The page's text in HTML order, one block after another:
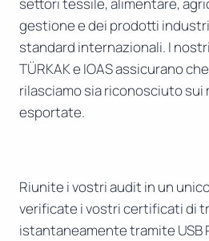
gestione e dei prodotti
standard internazionali. I
TÜRKAK e IOAS assicurano
rilasciamo sia riconosciuto sui
esportate.
Riunite i vostri audit in un
verificate i vostri certificati di
istantaneamente tramite USB